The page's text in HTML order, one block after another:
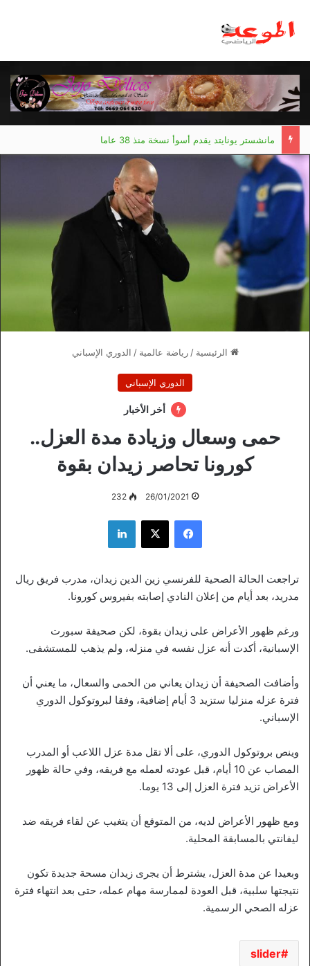
مانشستر يونايتد يقدم أسوأ نسخة منذ 38 عاما
الرئيسية / رياضة عالمية / الدوري الإسباني
الدوري الإسباني
أخر الأخبار
حمى وسعال وزيادة مدة العزل..
كورونا تحاصر زيدان بقوة
26/01/2021
232
فيسبوك ‫X لينكدإن
تراجعت الحالة الصحية للفرنسي زين الدين زيدان، مدرب فريق ريال
مدريد، بعد أيام من إعلان النادي إصابته بفيروس كورونا.
ورغم ظهور الأعراض على زيدان بقوة، لكن صحيفة سبورت
الإسبانية، أكدت أنه عزل نفسه في منزله، ولم يذهب للمستشفى.
وأضافت الصحيفة أن زيدان يعاني من الحمى والسعال، ما يعني أن
فترة عزله منزليا ستزيد 3 أيام إضافية، وفقا لبروتوكول الدوري
الإسباني.
وينص بروتوكول الدوري، على ألا تقل مدة عزل اللاعب أو المدرب
المصاب عن 10 أيام، قبل عودته لعمله مع فريقه، وفي حالة ظهور
الأعراض تزيد فترة العزل إلى 13 يوما.
ومع ظهور الأعراض لديه، من المتوقع أن يتغيب عن لقاء فريقه ضد
ليفانتي بالمسابقة المحلية.
وبعيدا عن مدة العزل، يشترط أن يجرى زيدان مسحة جديدة تكون
نتيجتها سلبية، قبل العودة لممارسة مهام عمله، حتى بعد انتهاء فترة
عزله الصحي الرسمية.
slider